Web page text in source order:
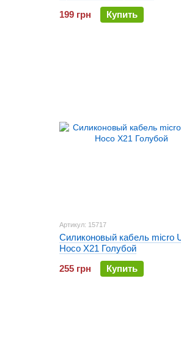
199 грн
Купить
Артикул: 15717
Силиконовый кабель micro
Hoco X21 Голубой
255 грн
Купить